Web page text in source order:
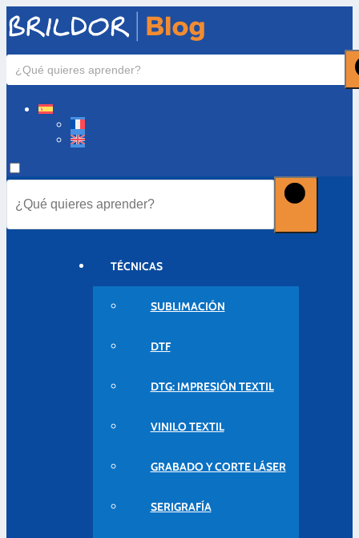
TÉCNICAS
SUBLIMACIÓN
DTF
DTG: IMPRESIÓN TEXTIL
VINILO TEXTIL
GRABADO Y CORTE LÁSER
SERIGRAFÍA